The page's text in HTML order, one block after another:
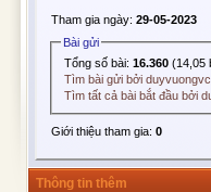
Tham gia ngày: 29-05-2023
Bài gửi
Tổng số bài:16.360 (14,05
Tìm bài gửi bởi
Tìm tất cả bài bắt đầu bởi
Giới thiệu tham gia: 0
Thông tin thêm